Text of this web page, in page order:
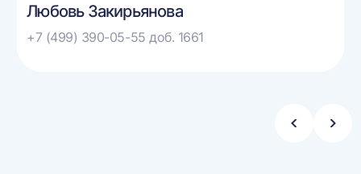
Любовь Закирьянова
+7 (499) 390-05-55 доб. 1661
Стрелка